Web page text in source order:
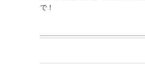
で！